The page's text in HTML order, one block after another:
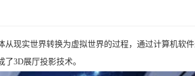
现实世界转换为虚拟世界的过程，通过计算机软
3D展厅投影技术。